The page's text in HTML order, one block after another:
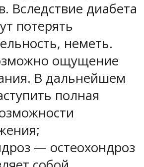
Вследствие диабета
потерять
неметь.
ощущение
В дальнейшем
полная
— остеохондроз